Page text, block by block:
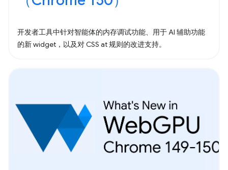
开发者工具中针对智能体的内存调试功能、用于 AI 辅助功能
的新 widget，以及对 CSS at 规则的改进支持。